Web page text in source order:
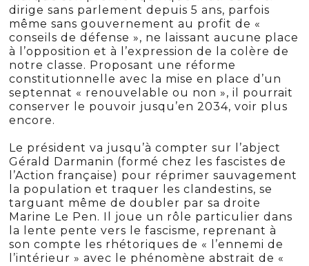
dirige sans parlement depuis 5 ans, parfois
même sans gouvernement au profit de «
conseils de défense », ne laissant aucune place
à l’opposition et à l’expression de la colère de
notre classe. Proposant une réforme
constitutionnelle avec la mise en place d’un
septennat « renouvelable ou non », il pourrait
conserver le pouvoir jusqu’en 2034, voir plus
encore.
Le président va jusqu’à compter sur l’abject
Gérald Darmanin (formé chez les fascistes de
l’Action française) pour réprimer sauvagement
la population et traquer les clandestins, se
targuant même de doubler par sa droite
Marine Le Pen. Il joue un rôle particulier dans
la lente pente vers le fascisme, reprenant à
son compte les rhétoriques de « l’ennemi de
l’intérieur » avec le phénomène abstrait de «